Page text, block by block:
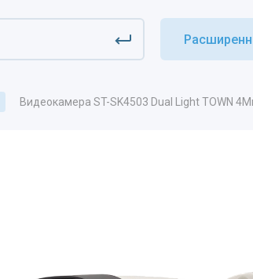
Видеокамера ST-SK4503 Dual Light TOWN